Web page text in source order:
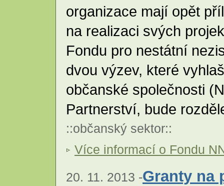
organizace mají opět
na realizaci svých
Fondu pro nestátní
dvou výzev, které
občanské společnosti
Partnerství, bude
::občanský sektor::
Více informací o Fondu
20. 11. 2013 -Granty na